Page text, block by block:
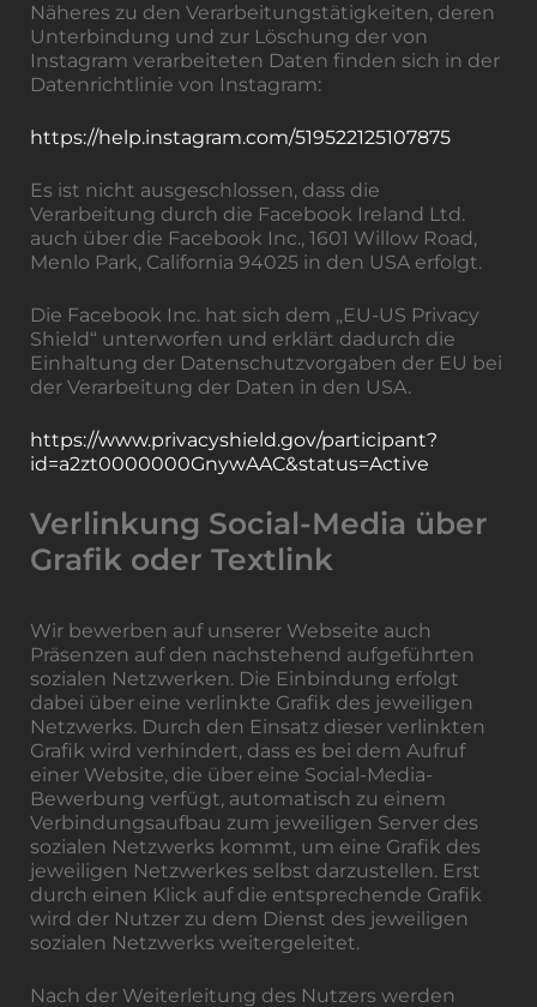
Näheres zu den Verarbeitungstätigkeiten, deren
Unterbindung und zur Löschung der von
Instagram verarbeiteten Daten finden sich in der
Datenrichtlinie von Instagram:
https://help.instagram.com/519522125107875
Es ist nicht ausgeschlossen, dass die
Verarbeitung durch die Facebook Ireland Ltd.
auch über die Facebook Inc., 1601 Willow Road,
Menlo Park, California 94025 in den USA erfolgt.
Die Facebook Inc. hat sich dem „EU-US Privacy
Shield“ unterworfen und erklärt dadurch die
Einhaltung der Datenschutzvorgaben der EU bei
der Verarbeitung der Daten in den USA.
https://www.privacyshield.gov/participant?
id=a2zt0000000GnywAAC&status=Active
Verlinkung Social-Media über
Grafik oder Textlink
Wir bewerben auf unserer Webseite auch
Präsenzen auf den nachstehend aufgeführten
sozialen Netzwerken. Die Einbindung erfolgt
dabei über eine verlinkte Grafik des jeweiligen
Netzwerks. Durch den Einsatz dieser verlinkten
Grafik wird verhindert, dass es bei dem Aufruf
einer Website, die über eine Social-Media-
Bewerbung verfügt, automatisch zu einem
Verbindungsaufbau zum jeweiligen Server des
sozialen Netzwerks kommt, um eine Grafik des
jeweiligen Netzwerkes selbst darzustellen. Erst
durch einen Klick auf die entsprechende Grafik
wird der Nutzer zu dem Dienst des jeweiligen
sozialen Netzwerks weitergeleitet.
Nach der Weiterleitung des Nutzers werden